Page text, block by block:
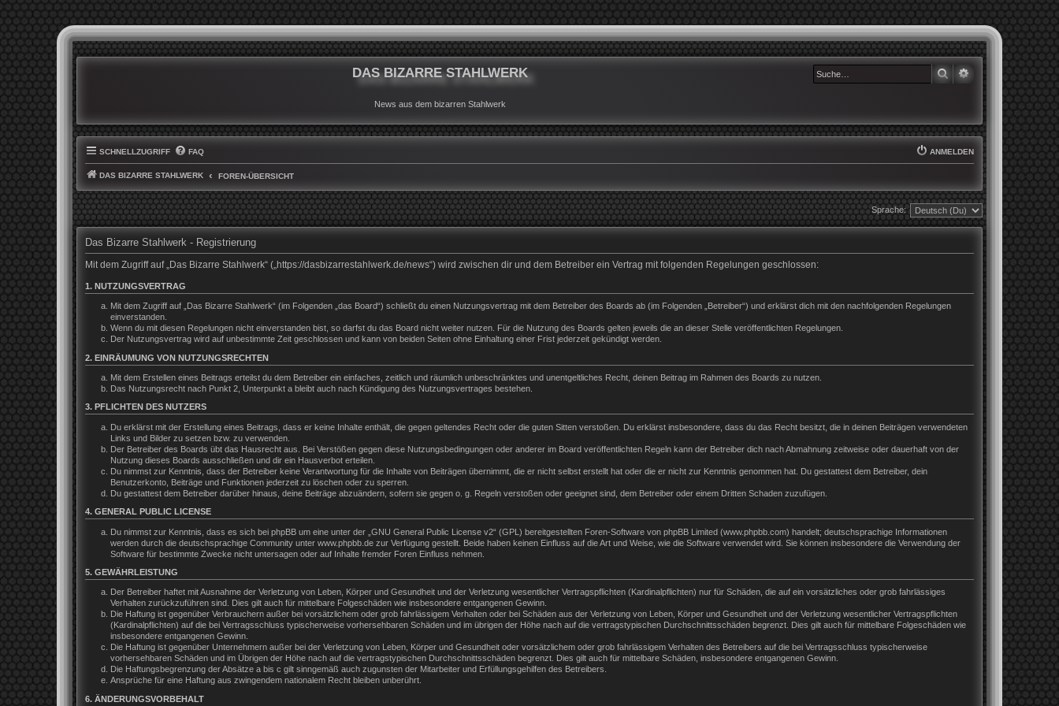
DAS BIZARRE STAHLWERK
News aus dem bizarren Stahlwerk
SUCHE
SCHNELLZUGRIFF FAQ ANMELDEN
DAS BIZARRE STAHLWERK FOREN-ÜBERSICHT
Sprache:
Das Bizarre Stahlwerk - Registrierung
Mit dem Zugriff auf „Das Bizarre Stahlwerk“ („https://dasbizarrestahlwerk.de/news“) wird zwischen dir und dem Betreiber ein Vertrag mit folgenden Regelungen geschlossen:
1. NUTZUNGSVERTRAG
Mit dem Zugriff auf „Das Bizarre Stahlwerk“ (im Folgenden „das Board“) schließt du einen Nutzungsvertrag mit dem Betreiber des Boards ab (im Folgenden „Betreiber“) und erklärst dich mit den nachfolgenden Regelungen
einverstanden.
Wenn du mit diesen Regelungen nicht einverstanden bist, so darfst du das Board nicht weiter nutzen. Für die Nutzung des Boards gelten jeweils die an dieser Stelle veröffentlichten Regelungen.
Der Nutzungsvertrag wird auf unbestimmte Zeit geschlossen und kann von beiden Seiten ohne Einhaltung einer Frist jederzeit gekündigt werden.
2. EINRÄUMUNG VON NUTZUNGSRECHTEN
Mit dem Erstellen eines Beitrags erteilst du dem Betreiber ein einfaches, zeitlich und räumlich unbeschränktes und unentgeltliches Recht, deinen Beitrag im Rahmen des Boards zu nutzen.
Das Nutzungsrecht nach Punkt 2, Unterpunkt a bleibt auch nach Kündigung des Nutzungsvertrages bestehen.
3. PFLICHTEN DES NUTZERS
Du erklärst mit der Erstellung eines Beitrags, dass er keine Inhalte enthält, die gegen geltendes Recht oder die guten Sitten verstoßen. Du erklärst insbesondere, dass du das Recht besitzt, die in deinen Beiträgen verwendeten
Links und Bilder zu setzen bzw. zu verwenden.
Der Betreiber des Boards übt das Hausrecht aus. Bei Verstößen gegen diese Nutzungsbedingungen oder anderer im Board veröffentlichten Regeln kann der Betreiber dich nach Abmahnung zeitweise oder dauerhaft von der
Nutzung dieses Boards ausschließen und dir ein Hausverbot erteilen.
Du nimmst zur Kenntnis, dass der Betreiber keine Verantwortung für die Inhalte von Beiträgen übernimmt, die er nicht selbst erstellt hat oder die er nicht zur Kenntnis genommen hat. Du gestattest dem Betreiber, dein
Benutzerkonto, Beiträge und Funktionen jederzeit zu löschen oder zu sperren.
Du gestattest dem Betreiber darüber hinaus, deine Beiträge abzuändern, sofern sie gegen o. g. Regeln verstoßen oder geeignet sind, dem Betreiber oder einem Dritten Schaden zuzufügen.
4. GENERAL PUBLIC LICENSE
Du nimmst zur Kenntnis, dass es sich bei phpBB um eine unter der „ GNU General Public License v2“ (GPL) bereitgestellten Foren-Software von phpBB Limited (www.phpbb.com) handelt; deutschsprachige Informationen
werden durch die deutschsprachige Community unter www.phpbb.de zur Verfügung gestellt. Beide haben keinen Einfluss auf die Art und Weise, wie die Software verwendet wird. Sie können insbesondere die Verwendung der
Software für bestimmte Zwecke nicht untersagen oder auf Inhalte fremder Foren Einfluss nehmen.
5. GEWÄHRLEISTUNG
Der Betreiber haftet mit Ausnahme der Verletzung von Leben, Körper und Gesundheit und der Verletzung wesentlicher Vertragspflichten (Kardinalpflichten) nur für Schäden, die auf ein vorsätzliches oder grob fahrlässiges
Verhalten zurückzuführen sind. Dies gilt auch für mittelbare Folgeschäden wie insbesondere entgangenen Gewinn.
Die Haftung ist gegenüber Verbrauchern außer bei vorsätzlichem oder grob fahrlässigem Verhalten oder bei Schäden aus der Verletzung von Leben, Körper und Gesundheit und der Verletzung wesentlicher Vertragspflichten
(Kardinalpflichten) auf die bei Vertragsschluss typischerweise vorhersehbaren Schäden und im übrigen der Höhe nach auf die vertragstypischen Durchschnittsschäden begrenzt. Dies gilt auch für mittelbare Folgeschäden wie
insbesondere entgangenen Gewinn.
Die Haftung ist gegenüber Unternehmern außer bei der Verletzung von Leben, Körper und Gesundheit oder vorsätzlichem oder grob fahrlässigem Verhalten des Betreibers auf die bei Vertragsschluss typischerweise
vorhersehbaren Schäden und im Übrigen der Höhe nach auf die vertragstypischen Durchschnittsschäden begrenzt. Dies gilt auch für mittelbare Schäden, insbesondere entgangenen Gewinn.
Die Haftungsbegrenzung der Absätze a bis c gilt sinngemäß auch zugunsten der Mitarbeiter und Erfüllungsgehilfen des Betreibers.
Ansprüche für eine Haftung aus zwingendem nationalem Recht bleiben unberührt.
6. ÄNDERUNGSVORBEHALT